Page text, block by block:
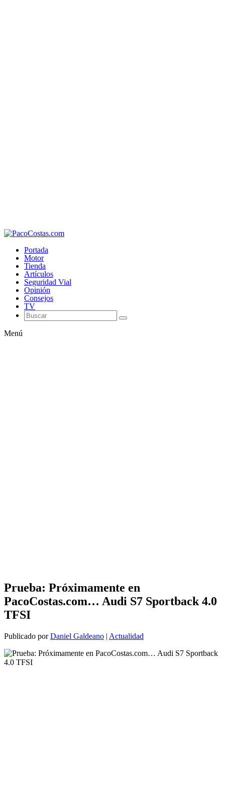
Portada
Motor
Tienda
Artículos
Seguridad Vial
Opinión
Consejos
TV
Menú
Prueba: Próximamente en
PacoCostas.com… Audi S7 Sportback 4.0
TFSI
Publicado porDaniel Galdeano | Actualidad